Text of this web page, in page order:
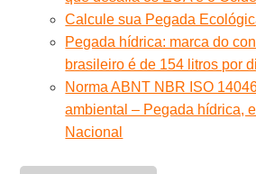
Calcule sua Pegada
Pegada hídrica: marca do
brasileiro é de 154 litros por
Norma ABNT NBR ISO
ambiental – Pegada hídrica,
Nacional